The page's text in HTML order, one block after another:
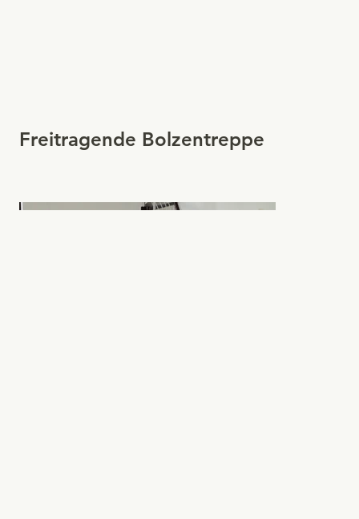
Freitragende Bolzentreppe